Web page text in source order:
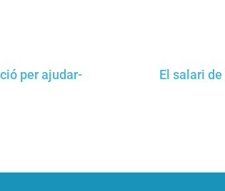
per ajudar-
El salari